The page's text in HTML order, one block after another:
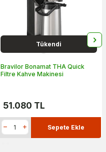
Tükendi
Bravilor Bonamat THA Quick
Filtre Kahve Makinesi
51.080 TL
Sepete Ekle